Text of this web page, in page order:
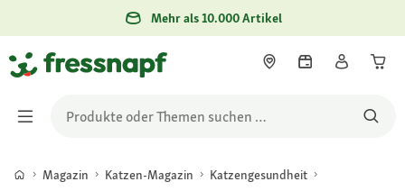
Mehr als 10.000 Artikel
Magazin Katzen-Magazin
Katzengesundheit